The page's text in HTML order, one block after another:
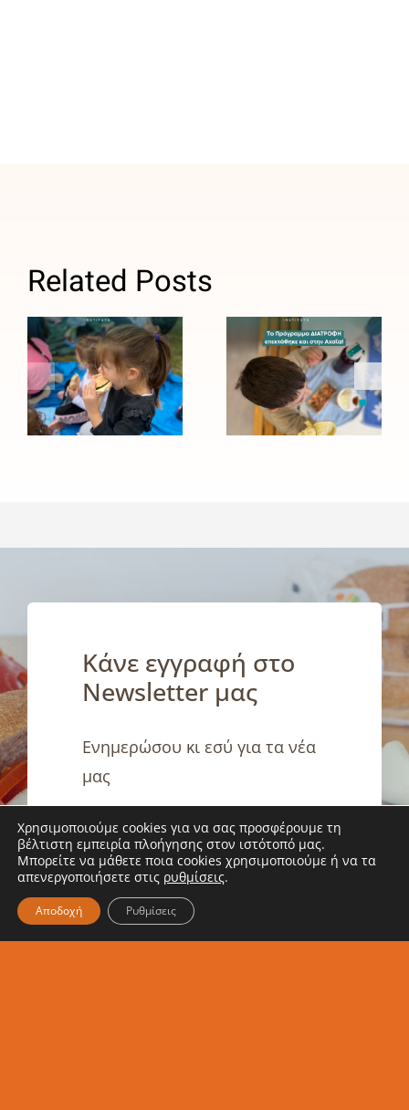
Related Posts
Βασιλόπουλος:
Σταθερός
σύμμαχος
του
Ινστιτούτου
Prolepsis
για τη
σίτιση και
παιδιών
Πρόγραμμα
ΔΙΑΤΡΟΦΗ
του
Ινστιτούτου
Prolepsis
επεκτάθηκε
Κάνε εγγραφή στο
Newsletter μας
Ενημερώσου κι εσύ για τα νέα
μας
Εγγραφή
Χρησιμοποιούμε cookies για να σας προσφέρουμε τη
βέλτιστη εμπειρία πλοήγησης στον ιστότοπό μας.
Μπορείτε να μάθετε ποια cookies χρησιμοποιούμε ή να τα
απενεργοποιήσετε στις ρυθμίσεις.
Αποδοχή Ρυθμίσεις